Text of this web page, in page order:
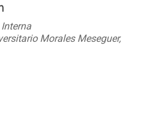
Morales Meseguer,